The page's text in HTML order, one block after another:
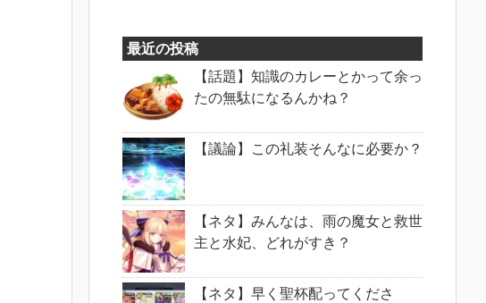
最近の投稿
【話題】知識のカレーとかって余っ
たの無駄になるんかね？
【議論】この礼装そんなに必要か？
【ネタ】みんなは、雨の魔女と救世
主と水妃、どれがすき？
【ネタ】早く聖杯配ってくださ